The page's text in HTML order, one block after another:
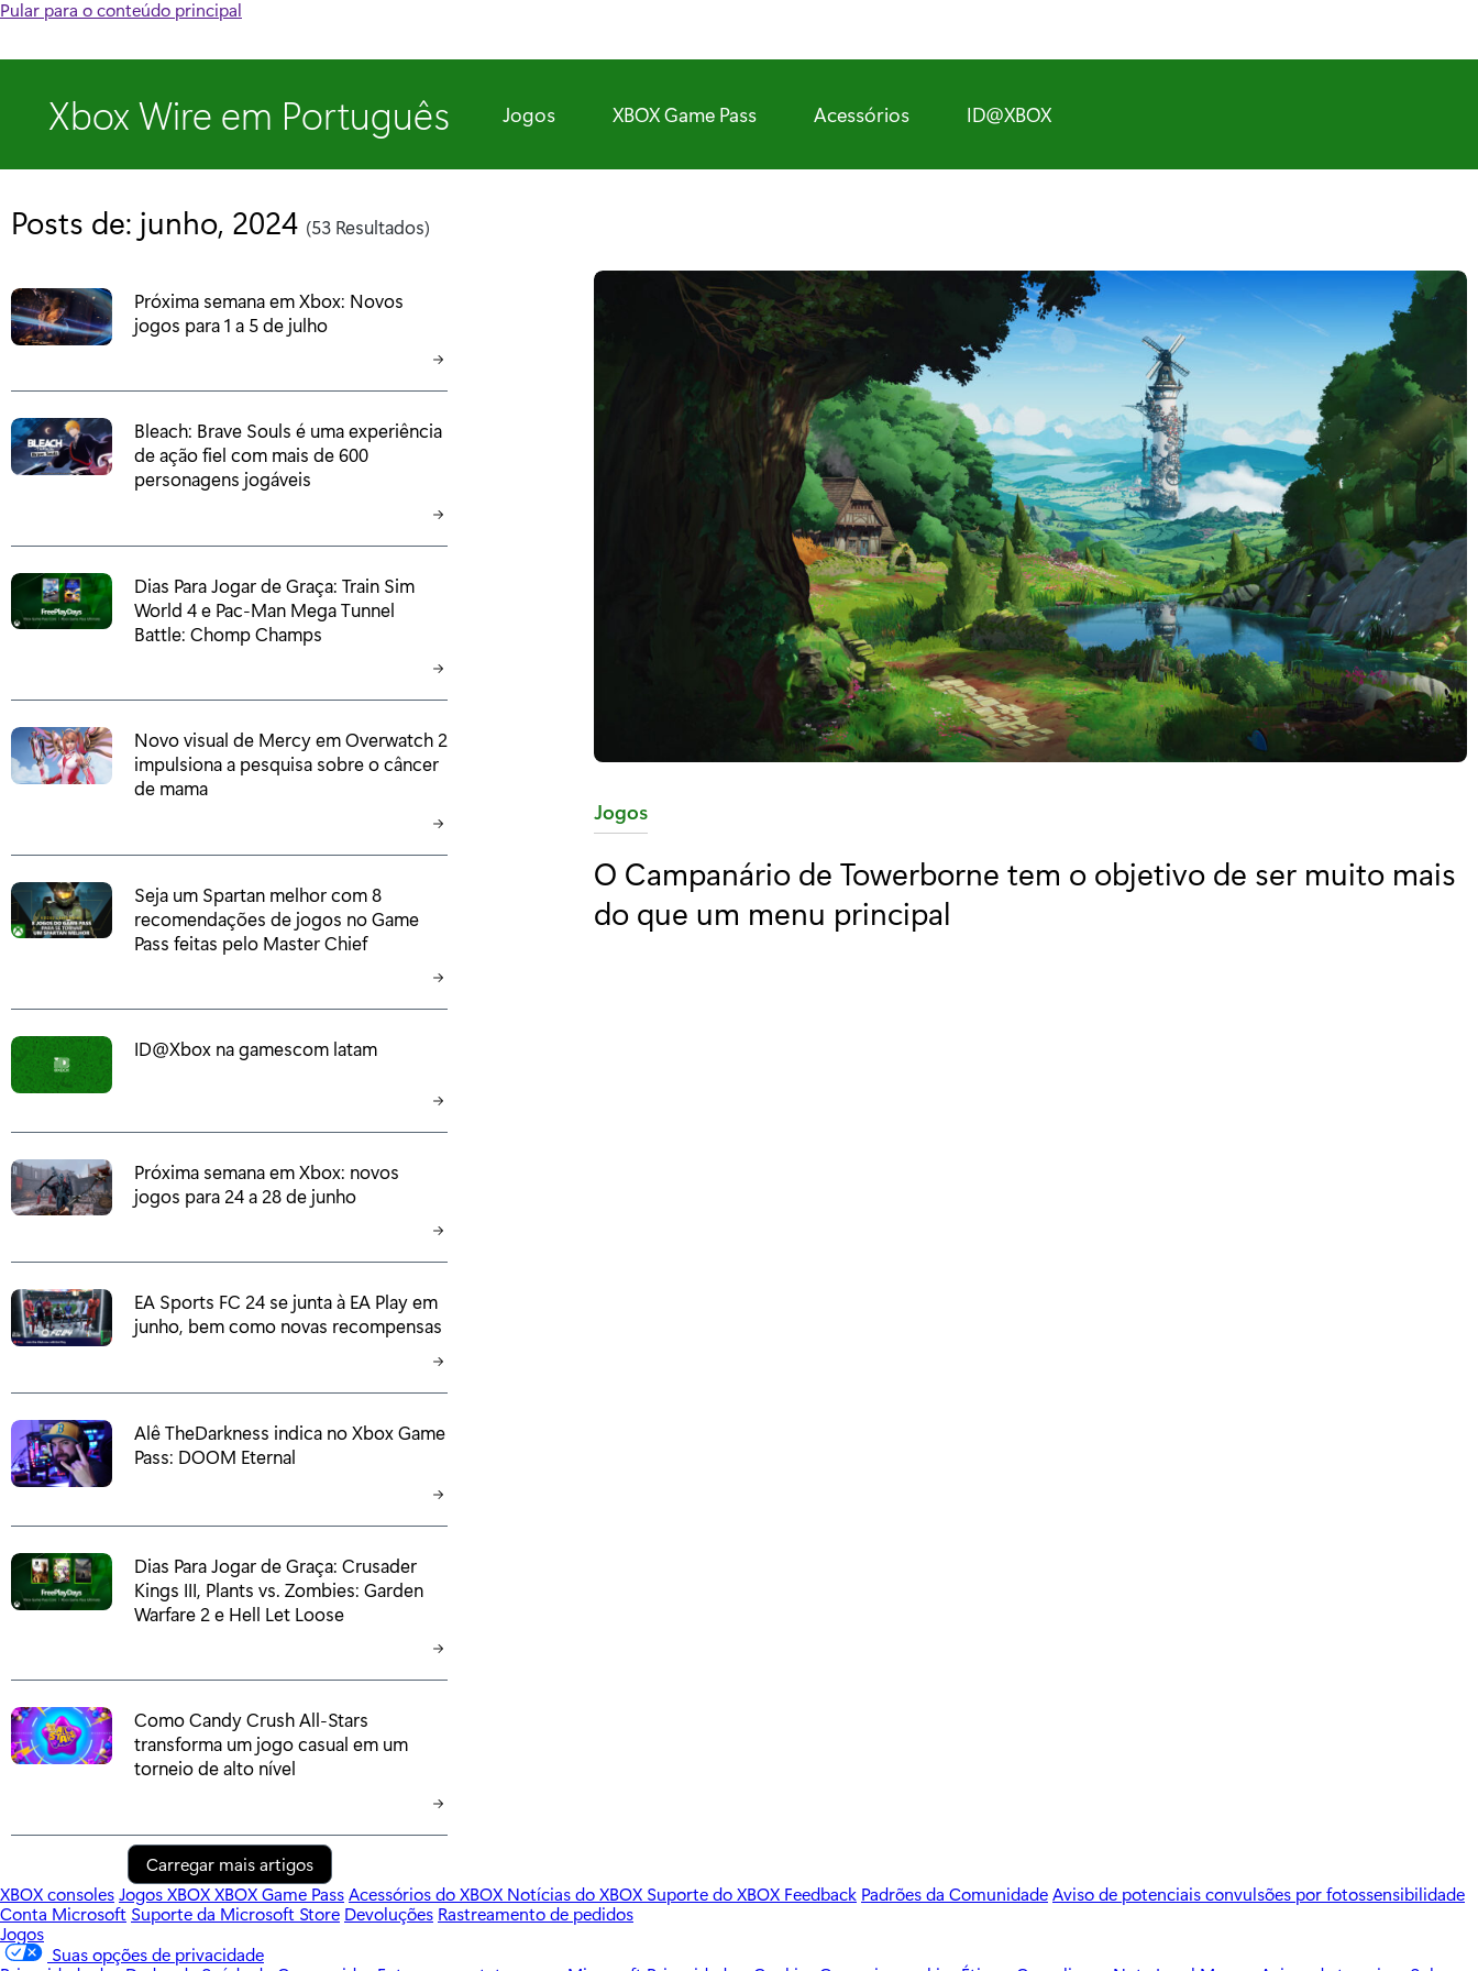
Pular para o conteúdo principal
Xbox Wire em Português Jogos XBOX Game Pass Acessórios ID@XBOX
Posts de: junho, 2024 (53 Resultados)
C
t
e
Jogos
O Campanário de Towerborne tem o objetivo de ser muito mais
do que um menu principal
Próxima semana em Xbox: Novos
jogos para 1 a 5 de julho
Bleach: Brave Souls é uma experiência
de ação fiel com mais de 600
personagens jogáveis
Dias Para Jogar de Graça: Train Sim
World 4 e Pac-Man Mega Tunnel
Battle: Chomp Champs
Novo visual de Mercy em Overwatch 2
impulsiona a pesquisa sobre o câncer
de mama
Seja um Spartan melhor com 8
recomendações de jogos no Game
Pass feitas pelo Master Chief
ID@Xbox na gamescom latam
Próxima semana em Xbox: novos
jogos para 24 a 28 de junho
EA Sports FC 24 se junta à EA Play em
junho, bem como novas recompensas
Alê TheDarkness indica no Xbox Game
Pass: DOOM Eternal
Dias Para Jogar de Graça: Crusader
Kings III, Plants vs. Zombies: Garden
Warfare 2 e Hell Let Loose
Como Candy Crush All-Stars
transforma um jogo casual em um
torneio de alto nível
Carregar mais artigos
XBOX consolesJogos XBOXXBOX Game PassAcessórios do XBOX Notícias do XBOX Suporte do XBOX Feedback Padrões da ComunidadeAviso de potenciais convulsões por fotossensibilidade
Conta Microsoft Suporte da Microsoft Store Devoluções Rastreamento de pedidos
Jogos
Suas opções de privacidade